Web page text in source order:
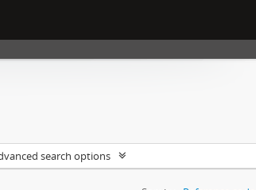
search options